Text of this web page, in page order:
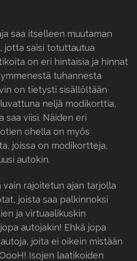
saa itselleen muutaman
jotta saisi totuttautua
on eri hintaisia ja hinnat
tuhannesta
on tietysti sisällöltään
neljä modikorttia,
saa viisi. Näiden eri
ohella on myös
joissa on modikortteja,
autokin.
vain rajoitetun ajan tarjolla
joista saa palkinnoksi
ja virtuaalikuskin
autojakin! Ehkä jopa
joita ei oikein mistään
Isojen laatikoiden